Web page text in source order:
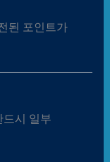
된 포인트가
시 일부